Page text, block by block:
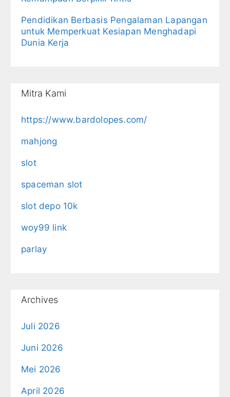
Pendidikan Berbasis Pengalaman Lapangan
untuk Memperkuat Kesiapan Menghadapi
Dunia Kerja
Mitra Kami
https://www.bardolopes.com/
mahjong
slot
spaceman slot
slot depo 10k
woy99 link
parlay
Archives
Juli 2026
Juni 2026
Mei 2026
April 2026